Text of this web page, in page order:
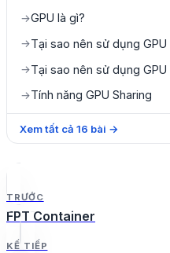
→GPU là gì?
→Tại sao nên sử dụng
→Tại sao nên sử dụng
→Tính năng GPU Sharing
Xem tất cả 16 bài →
TRƯỚC
FPT Container
KẾ TIẾP